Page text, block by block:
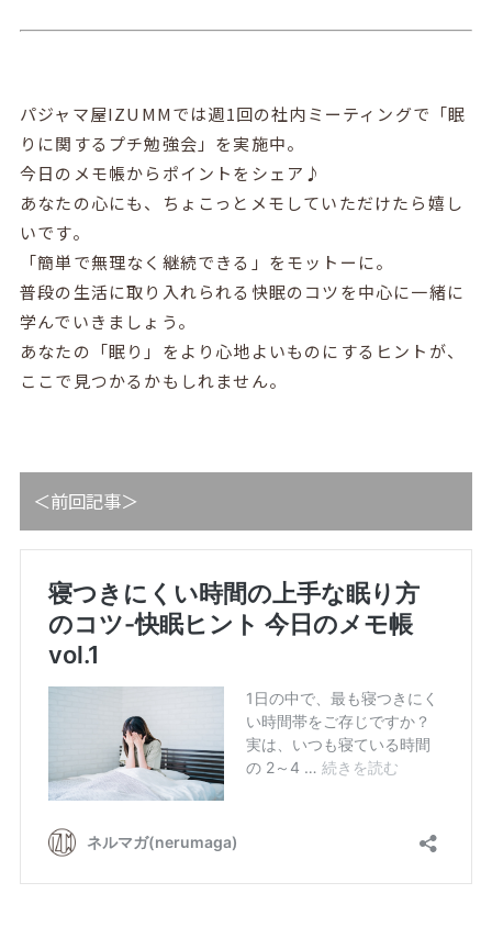
パジャマ屋IZUMMでは週1回の社内ミーティングで「眠
りに関するプチ勉強会」を実施中。
今日のメモ帳からポイントをシェア♪
あなたの心にも、ちょこっとメモしていただけたら嬉し
いです。
「簡単で無理なく継続できる」をモットーに。
普段の生活に取り入れられる快眠のコツを中心に一緒に
学んでいきましょう。
あなたの「眠り」をより心地よいものにするヒントが、
ここで見つかるかもしれません。
＜前回記事＞